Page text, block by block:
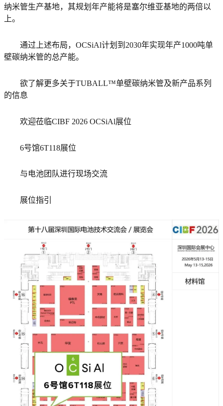
纳米管生产基地，其规划年产能将是塞尔维亚基地的两倍以
上。
通过上述布局，OCSiAl计划到2030年实现年产1000吨单
壁碳纳米管的总产能。
欲了解更多关于TUBALL™单壁碳纳米管及新产品系列
的信息
欢迎莅临CIBF 2026 OCSiAl展位
6号馆6T118展位
与电池团队进行现场交流
展位指引